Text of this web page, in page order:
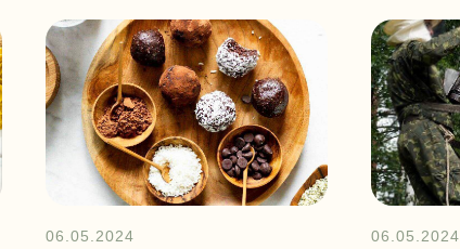
06.05.2024 06.05.2024